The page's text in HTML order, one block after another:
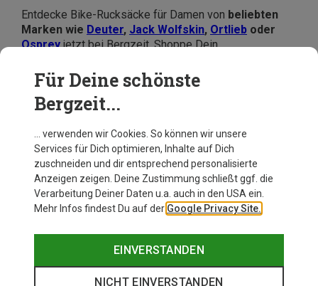
Entdecke Bike-Rucksäcke für Damen von beliebten
Marken wie Deuter, Jack Wolfskin, Ortlieb oder
Ospreyjetzt bei Bergzeit. Shoppe Dein
Fahrradrucksack.
Für Deine schönste
Bergzeit...
… verwenden wir Cookies. So können wir unsere
Services für Dich optimieren, Inhalte auf Dich
zuschneiden und dir entsprechend personalisierte
Anzeigen zeigen. Deine Zustimmung schließt ggf. die
Verarbeitung Deiner Daten u.a. auch in den USA ein.
Mehr Infos findest Du auf der Google Privacy Site.
EINVERSTANDEN
NICHT EINVERSTANDEN